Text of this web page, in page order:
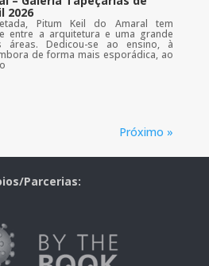
2026
Pitum Keil do Amaral tem
entre a arquitetura e uma grande
áreas. Dedicou-se ao ensino, à
de forma mais esporádica, ao
Próximo »
Parcerias: